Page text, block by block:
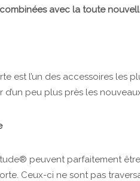
avec la toute
est l’un des accessoires les
peu plus près les
peuvent parfaitement
Ceux-ci ne sont pas